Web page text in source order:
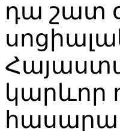
դա շատ
կարևոր